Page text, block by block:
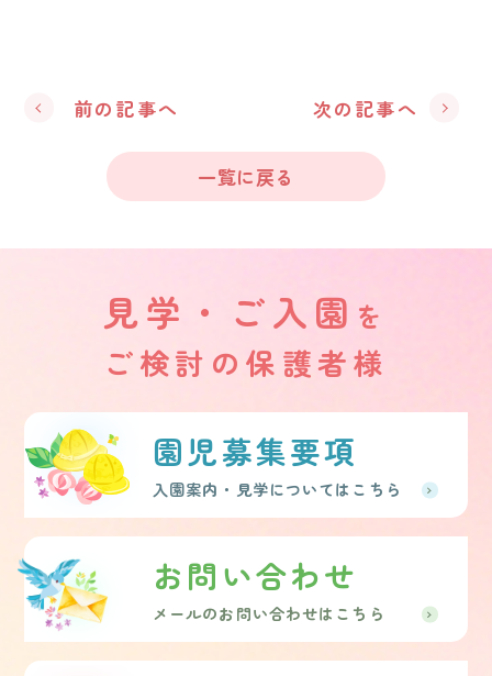
前の記事へ 次の記事へ
一覧に戻る
見学・ご入園 を
ご検討の保護者様
園児募集要項
入園案内・見学についてはこちら
お問い合わせ
メールのお問い合わせはこちら